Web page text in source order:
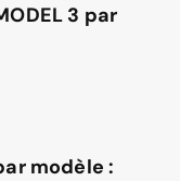
3 par
modèle :